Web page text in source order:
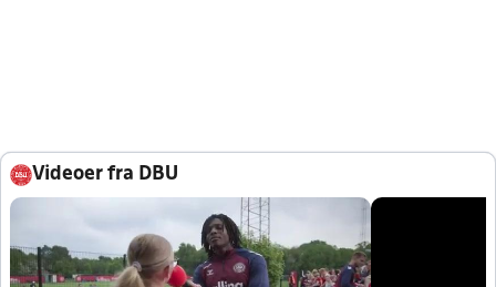
Videoer fra DBU